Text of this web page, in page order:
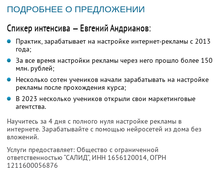
ПОДРОБНЕЕ О ПРЕДЛОЖЕНИИ
Спикер интенсива — Евгений Андрианов:
Практик, зарабатывает на настройке интернет-рекламы с 2013
года;
За все время настройки рекламы через него прошло более 150
млн. рублей;
Несколько сотен учеников начали зарабатывать на настройке
рекламы после прохождения курса;
В 2023 несколько учеников открыли свои маркетинговые
агентства.
Научитесь за 4 дня с полного нуля настройке рекламы в
интернете. Зарабатывайте с помощью нейросетей из дома без
вложений.
Услуги предоставляет: Общество с ограниченной
ответственностью “САЛИД”, ИНН 1656120014, ОГРН
1211600056876